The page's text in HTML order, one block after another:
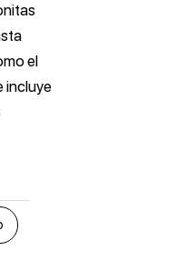
el
incluye